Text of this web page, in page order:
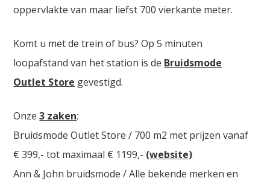
oppervlakte van maar liefst 700 vierkante meter.
Komt u met de trein of bus? Op 5 minuten
loopafstand van het station is de Bruidsmode
Outlet Store gevestigd.
Onze3 zaken:
Bruidsmode Outlet Store / 700 m2 met prijzen vanaf
€ 399,- tot maximaal € 1199,- (website)
Ann & John bruidsmode / Alle bekende merken en